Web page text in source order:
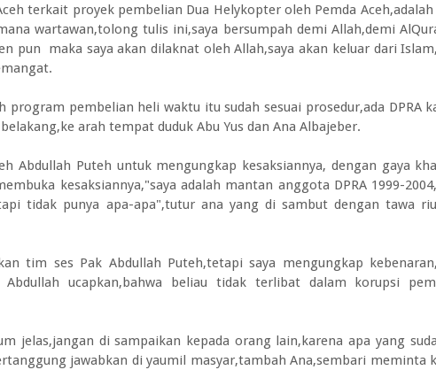
terkait proyek pembelian Dua Helykopter oleh Pemda
wartawan,tolong tulis ini,saya bersumpah demi Allah,demi
pun maka saya akan dilaknat oleh Allah,saya akan keluar dari
program pembelian heli waktu itu sudah sesuai prosedur,ada DPRA
arah tempat duduk Abu Yus dan Ana Albajeber.
Abdullah Puteh untuk mengungkap kesaksiannya, dengan gaya
kesaksiannya,"saya adalah mantan anggota DPRA 1999-
tidak punya apa-apa",tutur ana yang di sambut dengan tawa
tim ses Pak Abdullah Puteh,tetapi saya mengungkap
ucapkan,bahwa beliau tidak terlibat dalam korupsi
jelas,jangan di sampaikan kepada orang lain,karena apa yang
jawabkan di yaumil masyar,tambah Ana,sembari meminta